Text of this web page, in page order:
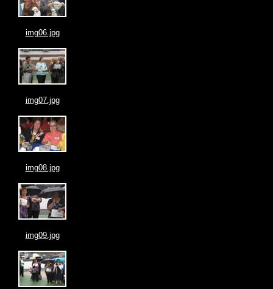
img06.jpg
img07.jpg
img08.jpg
img09.jpg